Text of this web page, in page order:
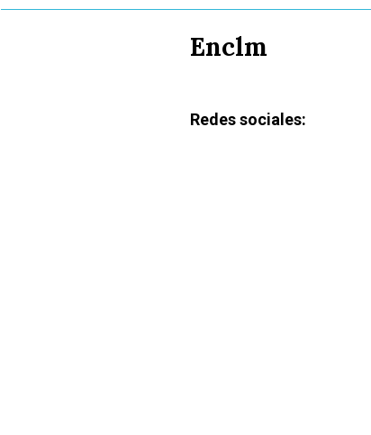
Enclm
Redes sociales: